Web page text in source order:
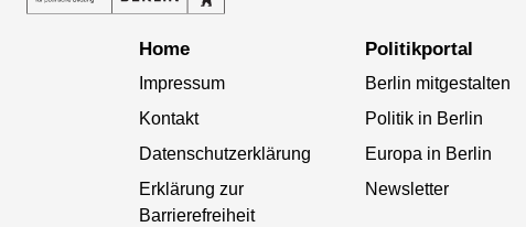
Home
Impressum
Kontakt
Datenschutzerklärung
Erklärung zur
Barrierefreiheit
Politikportal
Berlin mitgestalten
Politik in Berlin
Europa in Berlin
Newsletter